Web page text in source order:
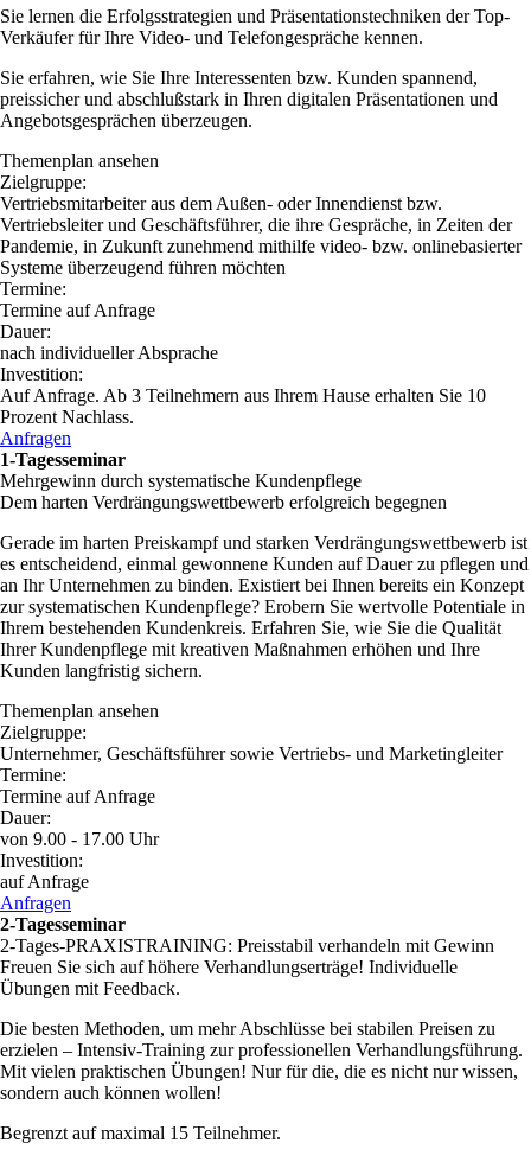
Sie lernen die Erfolgsstrategien und Präsentationstechniken der Top-
Verkäufer für Ihre Video- und Telefongespräche kennen.
Sie erfahren, wie Sie Ihre Interessenten bzw. Kunden spannend,
preissicher und abschlußstark in Ihren digitalen Präsentationen und
Angebotsgesprächen überzeugen.
Themenplan ansehen
Zielgruppe:
Vertriebsmitarbeiter aus dem Außen- oder Innendienst bzw.
Vertriebsleiter und Geschäftsführer, die ihre Gespräche, in Zeiten der
Pandemie, in Zukunft zunehmend mithilfe video- bzw. onlinebasierter
Systeme überzeugend führen möchten
Termine:
Termine auf Anfrage
Dauer:
nach individueller Absprache
Investition:
Auf Anfrage. Ab 3 Teilnehmern aus Ihrem Hause erhalten Sie 10
Prozent Nachlass.
Anfragen
1-Tagesseminar
Mehrgewinn durch systematische Kundenpflege
Dem harten Verdrängungswettbewerb erfolgreich begegnen
Gerade im harten Preiskampf und starken Verdrängungswettbewerb ist
es entscheidend, einmal gewonnene Kunden auf Dauer zu pflegen und
an Ihr Unternehmen zu binden. Existiert bei Ihnen bereits ein Konzept
zur systematischen Kundenpflege? Erobern Sie wertvolle Potentiale in
Ihrem bestehenden Kundenkreis. Erfahren Sie, wie Sie die Qualität
Ihrer Kundenpflege mit kreativen Maßnahmen erhöhen und Ihre
Kunden langfristig sichern.
Themenplan ansehen
Zielgruppe:
Unternehmer, Geschäftsführer sowie Vertriebs- und Marketingleiter
Termine:
Termine auf Anfrage
Dauer:
von 9.00 - 17.00 Uhr
Investition:
auf Anfrage
Anfragen
2-Tagesseminar
2-Tages-PRAXISTRAINING: Preisstabil verhandeln mit Gewinn
Freuen Sie sich auf höhere Verhandlungserträge! Individuelle
Übungen mit Feedback.
Die besten Methoden, um mehr Abschlüsse bei stabilen Preisen zu
erzielen – Intensiv-Training zur professionellen Verhandlungsführung.
Mit vielen praktischen Übungen! Nur für die, die es nicht nur wissen,
sondern auch können wollen!
Begrenzt auf maximal 15 Teilnehmer.